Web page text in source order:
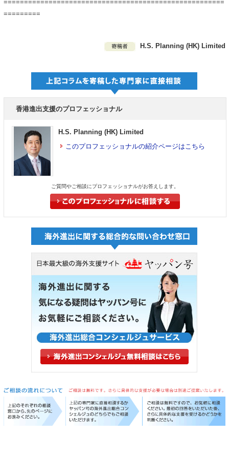
======================================================
=========
H.S. Planning (HK) Limited
香港進出支援のプロフェッショナル
H.S. Planning (HK) Limited
このプロフェッショナルの紹介ページはこちら
ご質問やご相談にプロフェッショナルがお答えします。